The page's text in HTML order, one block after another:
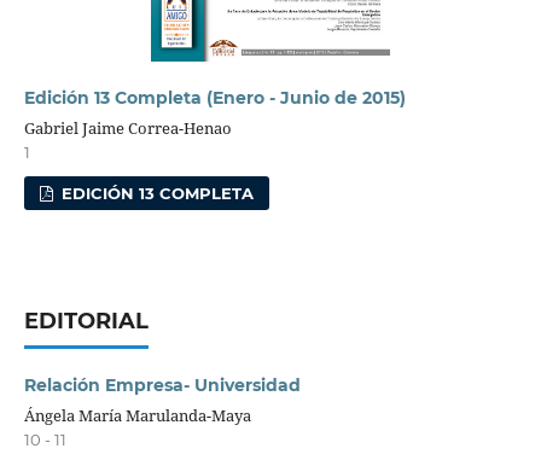
Edición 13 Completa (Enero - Junio de 2015)
Gabriel Jaime Correa-Henao
1
EDICIÓN 13 COMPLETA
EDITORIAL
Relación Empresa- Universidad
Ángela María Marulanda-Maya
10 - 11